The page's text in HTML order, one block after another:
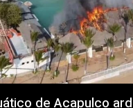
de Acapulco